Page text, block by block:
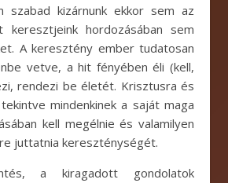
szabad kizárnunk ekkor sem az
keresztjeink hordozásában sem
A keresztény ember tudatosan
vetve, a hit fényében éli (kell,
rendezi be életét. Krisztusra és
mindenkinek a saját maga
kell megélnie és valamilyen
juttatnia kereszténységét.
a kiragadott gondolatok